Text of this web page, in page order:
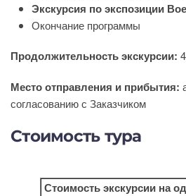
Экскурсия по экспозиции
Окончание программы
Продолжительность экскурсии:
Место отправления и прибытия:
согласованию с Заказчиком
Стоимость тура
Стоимость экскурсии на